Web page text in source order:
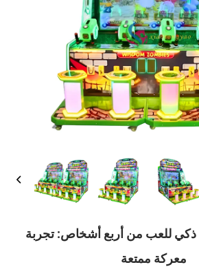
ذكي للعب من أربع أشخاص: تجربة
معركة ممتعة